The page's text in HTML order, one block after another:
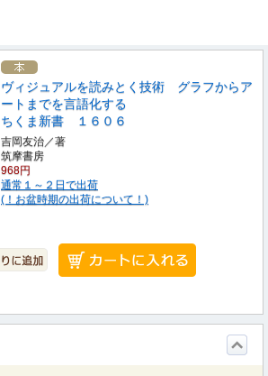
ヴィジュアルを読みとく技術 グラフからア
ートまでを言語化する
ちくま新書 １６０６
吉岡友治／著
筑摩書房
968円
通常１～２日で出荷
(！お盆時期の出荷について！)